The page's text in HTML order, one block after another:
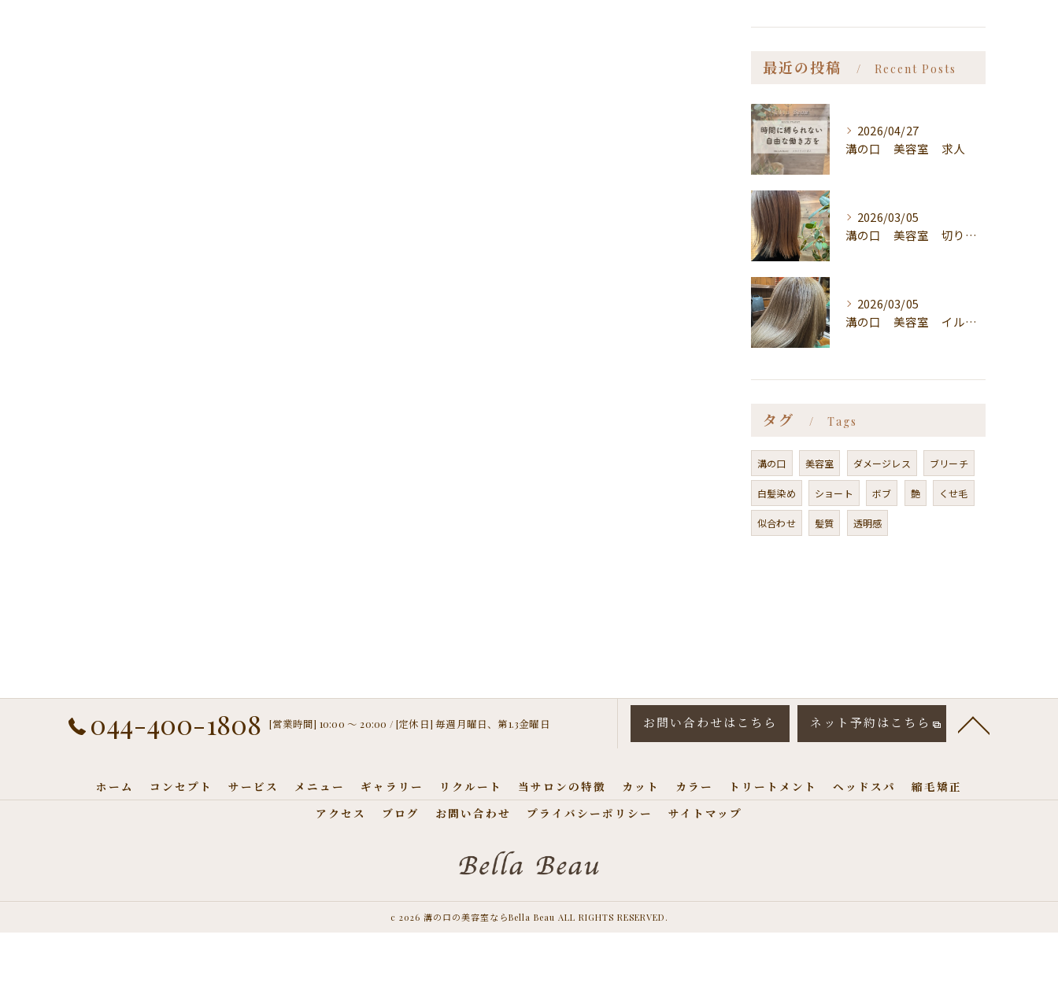
最近の投稿 Recent Posts
2026/04/27
溝の口 美容室 求人
2026/03/05
溝の口 美容室 切りっぱなしボブ
2026/03/05
溝の口 美容室 イルミナカラー
タグ Tags
溝の口 美容室 ダメージレス ブリーチ
白髪染め ショート ボブ 艶 くせ毛
似合わせ 髪質 透明感
044-400-1808 [営業時間] 10:00 〜 20:00 / [定休日] 毎週月曜日、第1.3金曜日 お問い合わせはこちら ネット予約はこちら
ホーム コンセプト サービス メニュー ギャラリー リクルート 当サロンの特徴 カット カラー トリートメント ヘッドスパ
縮毛矯正
アクセス
ブログ お問い合わせ プライバシーポリシー サイトマップ
c 2026 溝の口の美容室ならBella Beau ALL RIGHTS RESERVED.